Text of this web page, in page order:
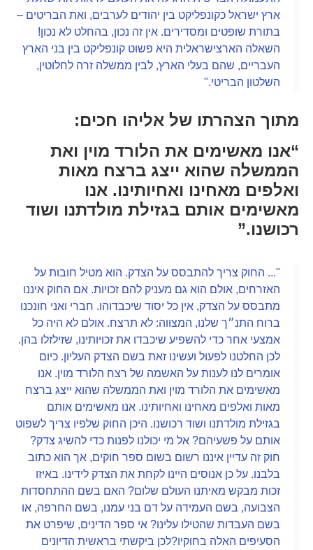
ארץ ישראל כקונפליקט בין יהודים לערבים, ואת הבריטים –
בתורת שופטים ומסדירים. אין זה נכון, בהחלט לא נכון!
השאלה הארצישראלית היא פשוט קונפליקט בין בני הארץ
העבריים, שהם בעלי הארץ, לבין ממשלה זרה לחלוטין,
השלטון הבריטי."
מתוך הצהרתו של אליהו חכים:
“אנו מאשימים את הלורד מוין ואת
הממשלה שהוא ייצג ברצח מאות
ואלפים מאחינו ואחיותינו. אנו
מאשימים אותם בגזילת מולדתנו ושוד
רכושנו.”
"... החוק צריך להתבסס על הצדק. הוא מטיל חובות על
האזרחים, אולם הוא גם מעניק להם זכויות. אם החוק איננו
מתבסס על הצדק, אין כל יסוד שיכבדוהו. חברי ואני חונכנו
ברוח התנ״ך שלנו, המצווה: לא תרצח. אולם לא היה כל
אמצעי אחר כדי להשפיע שיכבדו את זכויותינו, שזילזלו בהן.
לכן החלטנו לפעול ועשינו זאת בשם הצדק העליון. כיום
אומרים לנו לענות על האשמה של רצח הלורד מוין. אנו
מאשימים את הלורד מוין ואת הממשלה שהוא ייצג ברצח
מאות ואלפים מאחינו ואחיותינו. אנו מאשימים אותם
בגזילת מולדתנו ושוד רכושנו. היכן החוק שלפיו צריך לשפוט
אותם על פשעיהם? אל מי יכולנו לפנות כדי להשיג צדק?
חוק זה עדיין איננו רשום בשום ספר חוקים, אך הוא כתוב
בלבנו. על כן אנוסים היינו לקחת את הצדק לידינו. באיזו
זכות מבקש מאיתנו העולם שלום? האם בשם ההתחסדות
הצבועה, בשם העמידה על דם בני עמנו, בשם החרפה, או
בשם העבדות שהטילו עלינו? אי ספר הדינים, שיפרט את
הסעיפים האלה בחוקיו?לכן ביקשתי בראשית הדיונים